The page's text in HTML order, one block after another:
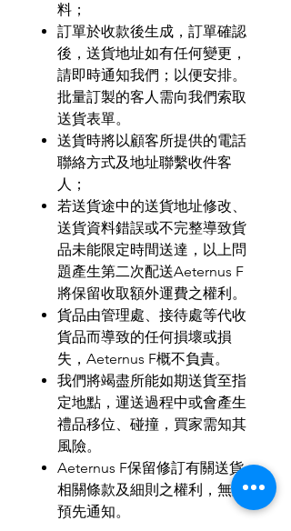
料；
訂單於收款後生成，訂單確認
後，送貨地址如有任何變更，
請即時通知我們；以便安排。
批量訂製的客人需向我們索取
送貨表單。
送貨時將以顧客所提供的電話
聯絡方式及地址聯繫收件客
人；
若送貨途中的送貨地址修改、
送貨資料錯誤或不完整導致貨
品未能限定時間送達，以上問
題產生第二次配送Aeternus F
將保留收取額外運費之權利。
貨品由管理處、接待處等代收
貨品而導致的任何損壞或損
失， Aeternus F概不負責。
我們將竭盡所能如期送貨至指
定地點，運送過程中或會產生
禮品移位、碰撞，買家需知其
風險。
Aeternus F保留修訂有關送貨
相關條款及細則之權利，無須
預先通知。